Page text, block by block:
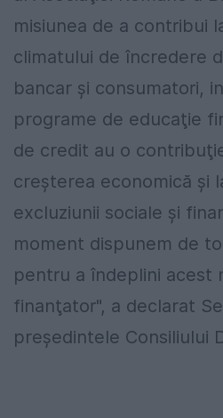
misiunea de a contribui
climatului de încredere
bancar şi consumatori,
programe de educaţie
de credit au o
creşterea economică şi
excluziunii sociale şi
moment dispunem de
pentru a îndeplini acest
finanţator", a declarat
preşedintele Consiliului